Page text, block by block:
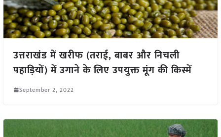
उत्तराखंड में खरीफ (तराई, बाबर और निचली
पहाड़ियों) में उगाने के लिए उपयुक्त मूंग की किस्में
September 2, 2022